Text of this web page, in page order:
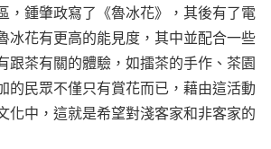
，鍾肇政寫了《魯冰花》，其後有了電
冰花有更高的能見度，其中並配合一些
跟茶有關的體驗，如擂茶的手作、茶園
的民眾不僅只有賞花而已，藉由這活動
化中，這就是希望對淺客家和非客家的